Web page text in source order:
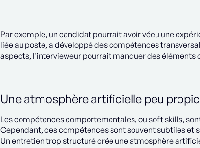
Par exemple, un candidat pourrait avoir vécu une
liée au poste, a développé des compétences
aspects, l'intervieweur pourrait manquer des éléments
Une atmosphère artificielle peu
Les compétences comportementales, ou soft skills,
Cependant, ces compétences sont souvent subtiles et
Un entretien trop structuré crée une atmosphère